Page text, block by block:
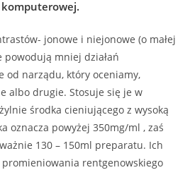
jonowe i niejonowe (o małej
powodują mniej działań
od narządu, który oceniamy,
albo drugie. Stosuje się je w
środka cieniującego z wysoką
oznacza powyżej 350mg/ml , zaś
130 – 150ml preparatu. Ich
rentgenowskiego